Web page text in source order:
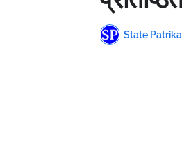
State Patrika